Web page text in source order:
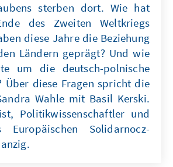
sterben dort. Wie hat
des Zweiten Weltkriegs
diese Jahre die Beziehung
Ländern geprägt? Und wie
um die deutsch-polnische
Über diese Fragen spricht die
Wahle mit Basil Kerski.
Politikwissenschaftler und
Europäischen Solidarnocz-